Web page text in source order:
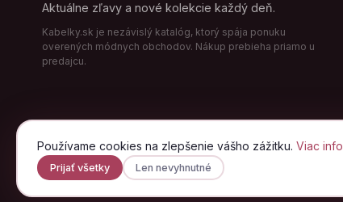
Používame cookies na zlepšenie vášho zážitku. Viac info
Prijať všetky Len nevyhnutné
Aktuálne zľavy a nové kolekcie každý deň.
Kabelky.sk je nezávislý katalóg, ktorý spája ponuku
overených módnych obchodov. Nákup prebieha priamo u
predajcu.